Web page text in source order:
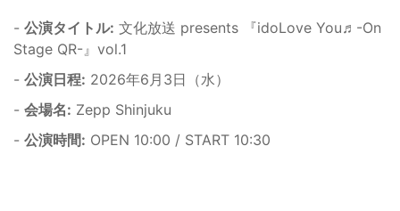
- 公演タイトル: 文化放送 presents 『idoLove You♬-On
Stage QR-』vol.1
- 公演日程: 2026年6月3日（水）
- 会場名: Zepp Shinjuku
- 公演時間: OPEN 10:00 / START 10:30